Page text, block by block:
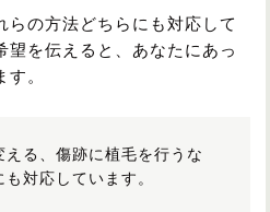
らの方法どちらにも対応して
望を伝えると、あなたにあっ
。
る、傷跡に植毛を行うな
対応しています。